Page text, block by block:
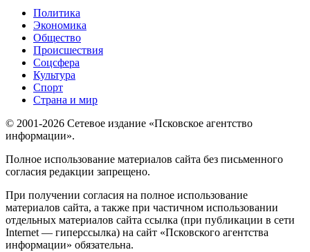
Политика
Экономика
Общество
Происшествия
Соцсфера
Культура
Спорт
Страна и мир
© 2001-2026 Сетевое издание «Псковское агентство
информации».
Полное использование материалов сайта без письменного
согласия редакции запрещено.
При получении согласия на полное использование
материалов сайта, а также при частичном использовании
отдельных материалов сайта ссылка (при публикации в сети
Internet — гиперссылка) на сайт «Псковского агентства
информации» обязательна.